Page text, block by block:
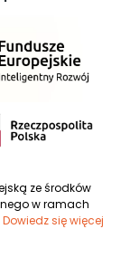
ze środków
w ramach
Dowiedz się więcej